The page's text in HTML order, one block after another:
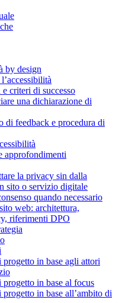
by design
criteri di successo
una dichiarazione di
di feedback e procedura di
approfondimenti
la privacy sin dalla
sito o servizio digitale
quando necessario
web: architettura,
riferimenti DPO
in base agli attori
in base al focus
in base all’ambito di